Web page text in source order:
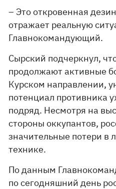
– Это откровенная
отражает реальную
Главнокомандующий.
Сырский подчеркнул,
продолжают активные
Курском направлении,
потенциал противника
подряд. Несмотря на
стороны оккупантов,
значительные потери в
технике.
По данным
по сегодняшний день